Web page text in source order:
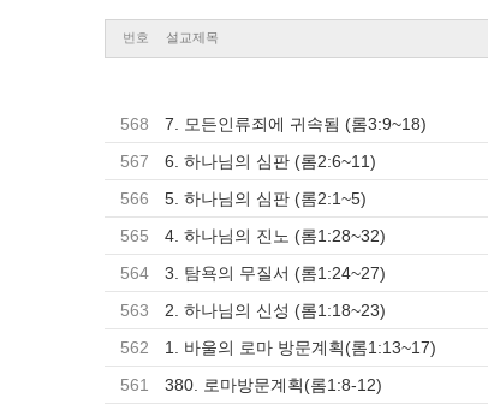
번호 설교제목
568 7. 모든인류죄에 귀속됨 (롬3:9~18)
567
6. 하나님의 심판 (롬2:6~11)
566
5. 하나님의 심판 (롬2:1~5)
565
4. 하나님의 진노 (롬1:28~32)
564
3. 탐욕의 무질서 (롬1:24~27)
563
2. 하나님의 신성 (롬1:18~23)
562
1. 바울의 로마 방문계획(롬1:13~17)
561
380. 로마방문계획(롬1:8-12)